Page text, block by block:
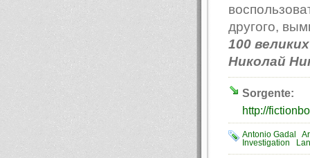
другого,
100
Николай
Sorgente:
http://
Antonio Gadal
Investigation